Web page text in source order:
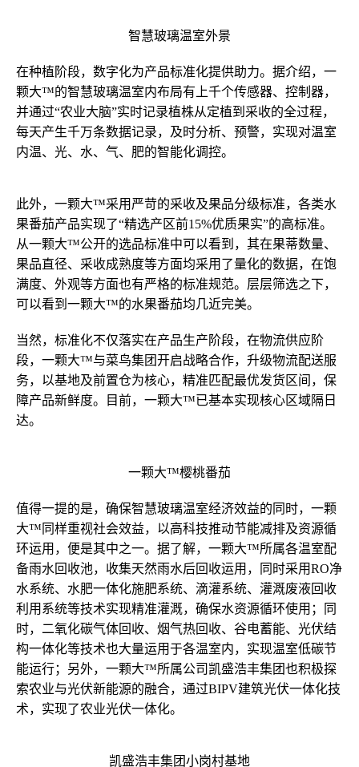
智慧玻璃温室外景
在种植阶段，数字化为产品标准化提供助力。据介绍，一
颗大™的智慧玻璃温室内布局有上千个传感器、控制器，
并通过“农业大脑”实时记录植株从定植到采收的全过程，
每天产生千万条数据记录，及时分析、预警，实现对温室
内温、光、水、气、肥的智能化调控。
此外，一颗大™采用严苛的采收及果品分级标准，各类水
果番茄产品实现了“精选产区前15%优质果实”的高标准。
从一颗大™公开的选品标准中可以看到，其在果蒂数量、
果品直径、采收成熟度等方面均采用了量化的数据，在饱
满度、外观等方面也有严格的标准规范。层层筛选之下，
可以看到一颗大™的水果番茄均几近完美。
当然，标准化不仅落实在产品生产阶段，在物流供应阶
段，一颗大™与菜鸟集团开启战略合作，升级物流配送服
务，以基地及前置仓为核心，精准匹配最优发货区间，保
障产品新鲜度。目前，一颗大™已基本实现核心区域隔日
达。
一颗大™樱桃番茄
值得一提的是，确保智慧玻璃温室经济效益的同时，一颗
大™同样重视社会效益，以高科技推动节能减排及资源循
环运用，便是其中之一。据了解，一颗大™所属各温室配
备雨水回收池，收集天然雨水后回收运用，同时采用RO净
水系统、水肥一体化施肥系统、滴灌系统、灌溉废液回收
利用系统等技术实现精准灌溉，确保水资源循环使用；同
时，二氧化碳气体回收、烟气热回收、谷电蓄能、光伏结
构一体化等技术也大量运用于各温室内，实现温室低碳节
能运行；另外，一颗大™所属公司凯盛浩丰集团也积极探
索农业与光伏新能源的融合，通过BIPV建筑光伏一体化技
术，实现了农业光伏一体化。
凯盛浩丰集团小岗村基地